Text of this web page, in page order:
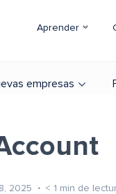
Aprender
empresas
2025 < 1 min de